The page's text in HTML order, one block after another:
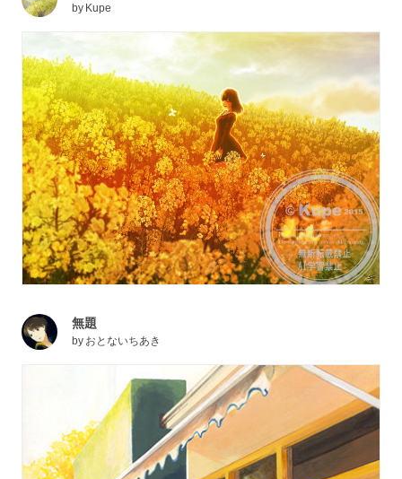
by Kupe
無題
by おとないちあき